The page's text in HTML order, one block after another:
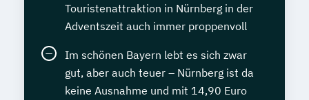
Touristenattraktion in Nürnberg in der
Adventszeit auch immer proppenvoll
Im schönen Bayern lebt es sich zwar
gut, aber auch teuer – Nürnberg ist da
keine Ausnahme und mit 14,90 Euro